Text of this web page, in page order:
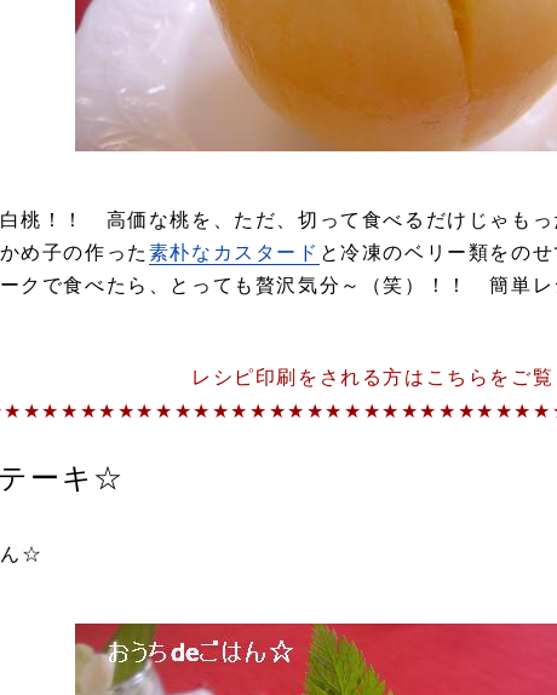
桃！！ 高価な桃を、ただ、切って食べるだけじゃもっ
め子の作った 素朴なカスタード と冷凍のベリー類をの
クで食べたら、とっても贅沢気分～（笑）！！ 簡単レ
レシピ印刷をされる方はこちらを
ーキ☆
ｙ か
ん☆